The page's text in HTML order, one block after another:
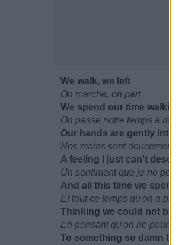
We walk, we left
On marche, on part
We spend our time walking by
On passe notre temps à
Our hands are gently
Nos mains sont doucement liées
A feeling I just can't describe
Un sentiment que je ne peux
And all this time we spent
Et tout ce temps qu'on a passé
Thinking we could not belong
En pensant qu'on ne pourrait
To something so damn